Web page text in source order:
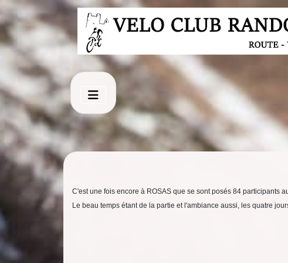
C'est une fois encore à ROSAS que se sont posés 84 participants
Le beau temps étant de la partie et l'ambiance aussi, les quatre